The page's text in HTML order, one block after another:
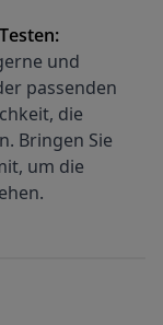
und
passenden
die
Bringen Sie
um die